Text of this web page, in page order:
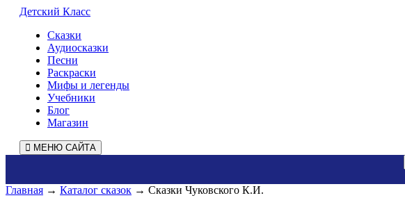
Детский Класс
Сказки
Аудиосказки
Песни
Раскраски
Мифы и легенды
Учебники
Блог
Магазин
МЕНЮ САЙТА
Главная → Каталог сказок → Сказки Чуковского К.И.